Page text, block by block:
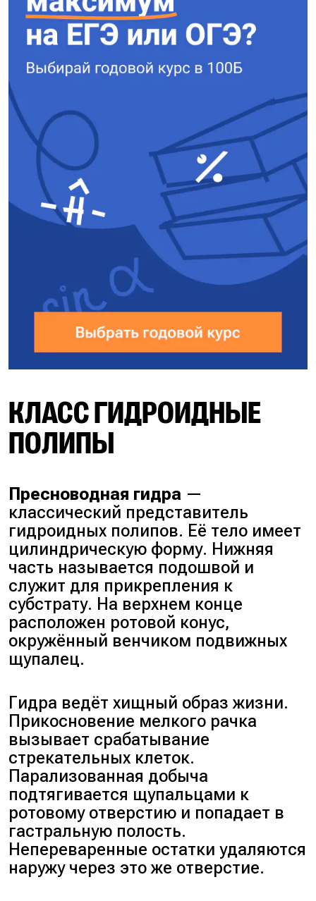
КЛАСС ГИДРОИДНЫЕ
ПОЛИПЫ
Пресноводная гидра —
классический представитель
гидроидных полипов. Её тело имеет
цилиндрическую форму. Нижняя
часть называется подошвой и
служит для прикрепления к
субстрату. На верхнем конце
расположен ротовой конус,
окружённый венчиком подвижных
щупалец.
Гидра ведёт хищный образ жизни.
Прикосновение мелкого рачка
вызывает срабатывание
стрекательных клеток.
Парализованная добыча
подтягивается щупальцами к
ротовому отверстию и попадает в
гастральную полость.
Непереваренные остатки удаляются
наружу через это же отверстие.